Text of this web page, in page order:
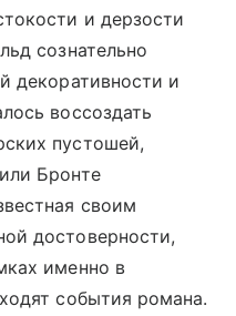
и дерзости
сознательно
декоративности и
воссоздать
пустошей,
Бронте
своим
достоверности,
именно в
события романа.